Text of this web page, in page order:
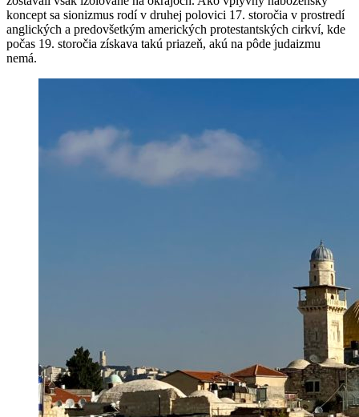
koncept sa sionizmus rodí v druhej polovici 17. storočia v prostredí
anglických a predovšetkým amerických protestantských cirkví, kde
počas 19. storočia získava takú priazeň, akú na pôde judaizmu
nemá.